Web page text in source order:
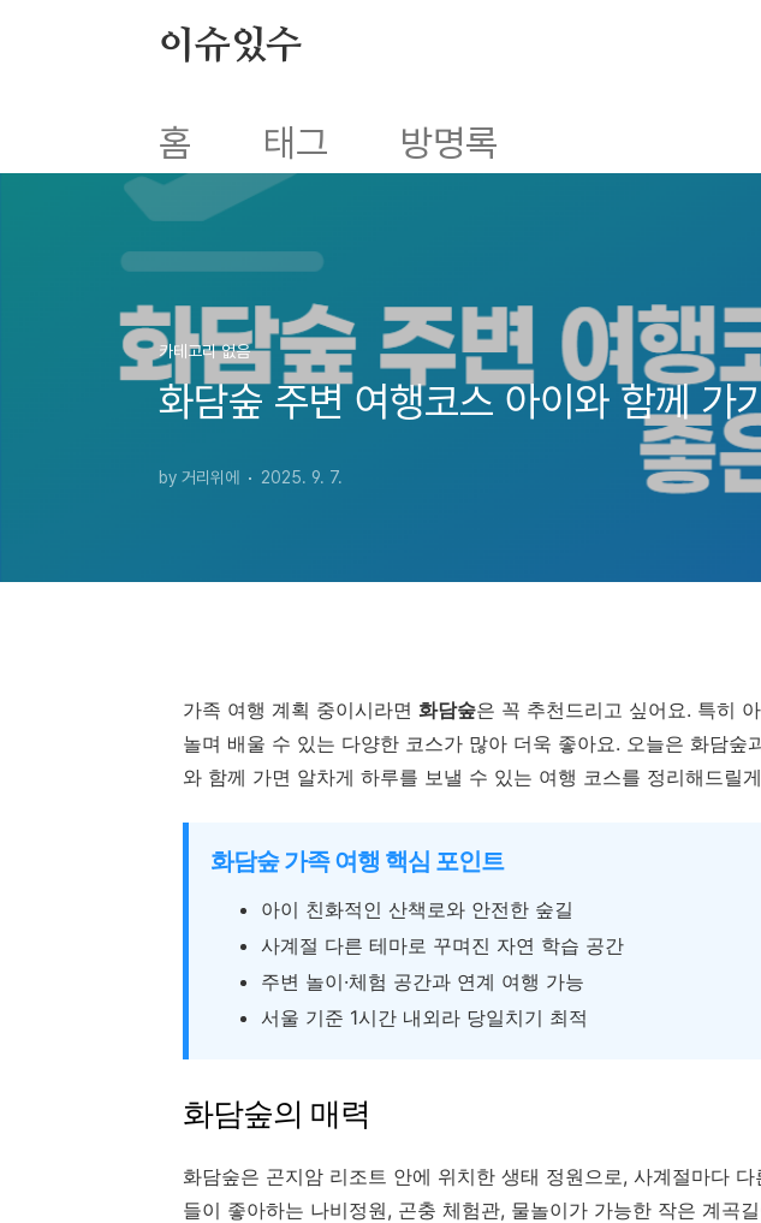
이슈있수
홈 태그 방명록
카테고리 없음
화담숲 주변 여행코스 아이와 함께 가
by 거리위에 2025. 9. 7.
가족 여행 계획 중이시라면 화담숲은 꼭 추천드리고 싶어요. 특히
놀며 배울 수 있는 다양한 코스가 많아 더욱 좋아요. 오늘은 화담숲
와 함께 가면 알차게 하루를 보낼 수 있는 여행 코스를 정리해드릴
화담숲 가족 여행 핵심 포인트
아이 친화적인 산책로와 안전한 숲길
사계절 다른 테마로 꾸며진 자연 학습 공간
주변 놀이·체험 공간과 연계 여행 가능
서울 기준 1시간 내외라 당일치기 최적
화담숲의 매력
화담숲은 곤지암 리조트 안에 위치한 생태 정원으로, 사계절마다
들이 좋아하는 나비정원, 곤충 체험관, 물놀이가 가능한 작은 계곡